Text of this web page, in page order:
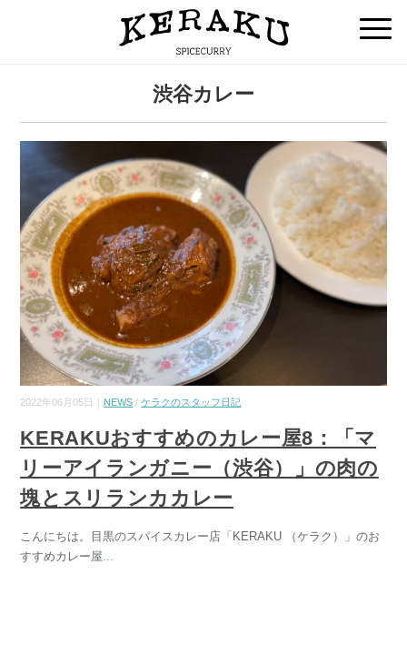
渋谷カレー
2022年06月05日｜ NEWS /ケラクのスタッフ日記
KERAKUおすすめのカレー屋8：「マ
リーアイランガニー（渋谷）」の肉の
塊とスリランカカレー
こんにちは。目黒のスパイスカレー店「KERAKU （ケラク）」のお
すすめカレー屋